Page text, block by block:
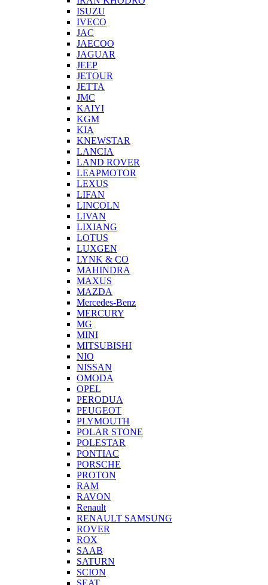
ISUZU
IVECO
JAC
JAECOO
JAGUAR
JEEP
JETOUR
JETTA
JMC
KAIYI
KGM
KIA
KNEWSTAR
LANCIA
LAND ROVER
LEAPMOTOR
LEXUS
LIFAN
LINCOLN
LIVAN
LIXIANG
LOTUS
LUXGEN
LYNK & CO
MAHINDRA
MAXUS
MAZDA
Mercedes-Benz
MERCURY
MG
MINI
MITSUBISHI
NIO
NISSAN
OMODA
OPEL
PERODUA
PEUGEOT
PLYMOUTH
POLAR STONE
POLESTAR
PONTIAC
PORSCHE
PROTON
RAM
RAVON
Renault
RENAULT SAMSUNG
ROVER
ROX
SAAB
SATURN
SCION
SEAT